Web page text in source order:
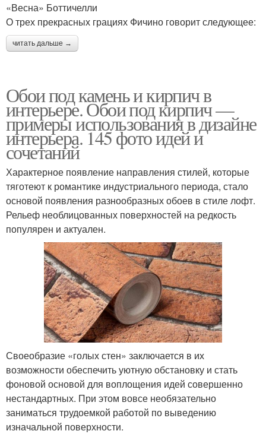
«Весна» Боттичелли
О трех прекрасных грациях Фичино говорит следующее:
читать дальше →
Обои под камень и кирпич в
интерьере. Обои под кирпич —
примеры использования в дизайне
интерьера. 145 фото идей и
сочетаний
Характерное появление направления стилей, которые
тяготеют к романтике индустриального периода, стало
основой появления разнообразных обоев в стиле лофт.
Рельеф необлицованных поверхностей на редкость
популярен и актуален.
Своеобразие «голых стен» заключается в их
возможности обеспечить уютную обстановку и стать
фоновой основой для воплощения идей совершенно
нестандартных. При этом вовсе необязательно
заниматься трудоемкой работой по выведению
изначальной поверхности.